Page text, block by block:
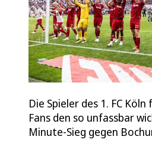
Die Spieler des 1. FC
Fans den so unfassbar
Minute-Sieg gegen